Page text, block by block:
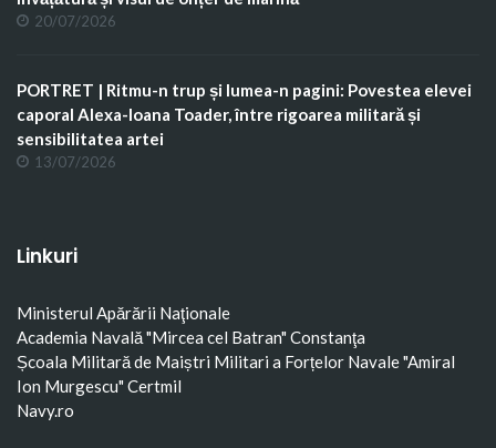
20/07/2026
PORTRET | Ritmu-n trup și lumea-n pagini: Povestea elevei
caporal Alexa-Ioana Toader, între rigoarea militară și
sensibilitatea artei
13/07/2026
Linkuri
Ministerul Apărării Naţionale
Academia Navală "Mircea cel Batran" Constanţa
Școala Militară de Maiștri Militari a Forțelor Navale "Amiral
Ion Murgescu" Certmil
Navy.ro